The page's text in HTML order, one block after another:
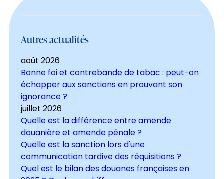
Autres actualités
août 2026
Bonne foi et contrebande de tabac : peut-on
échapper aux sanctions en prouvant son
ignorance ?
juillet 2026
Quelle est la différence entre amende
douanière et amende pénale ?
Quelle est la sanction lors d'une
communication tardive des réquisitions ?
Quel est le bilan des douanes françaises en